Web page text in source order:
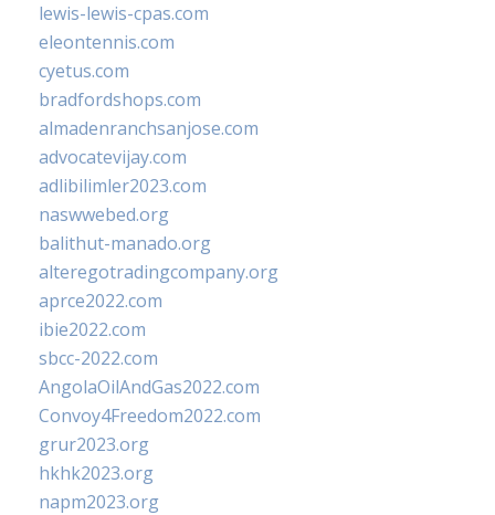
lewis-lewis-cpas.com
eleontennis.com
cyetus.com
bradfordshops.com
almadenranchsanjose.com
advocatevijay.com
adlibilimler2023.com
naswwebed.org
balithut-manado.org
alteregotradingcompany.org
aprce2022.com
ibie2022.com
sbcc-2022.com
AngolaOilAndGas2022.com
Convoy4Freedom2022.com
grur2023.org
hkhk2023.org
napm2023.org